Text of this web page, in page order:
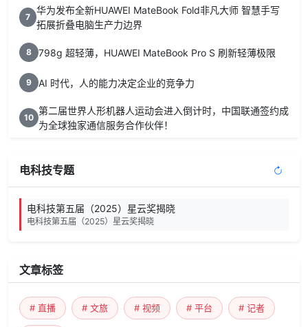
7
华为发布全新HUAWEI MateBook Fold非凡大师 智慧手写
拓展折叠电脑生产力边界
8 798g 超轻薄，HUAWEI MateBook Pro S 刷新轻薄极限
9 AI 时代，人的能力决定企业的竞争力
10
第二届世界人形机器人运动会进入倒计时，中国联通签约成
为全球独家通信服务合作伙伴！
电科技专题
电科技第五届（2025）星云奖揭晓
电科技第五届（2025）星云奖揭晓
文章标签
# 直播 # 文旅 # 视频 # 平台 # 记者